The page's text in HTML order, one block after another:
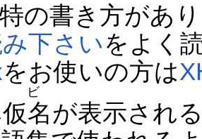
の書き方があ
下さいをよく
をお使いの方は
名
ビ
が表示され